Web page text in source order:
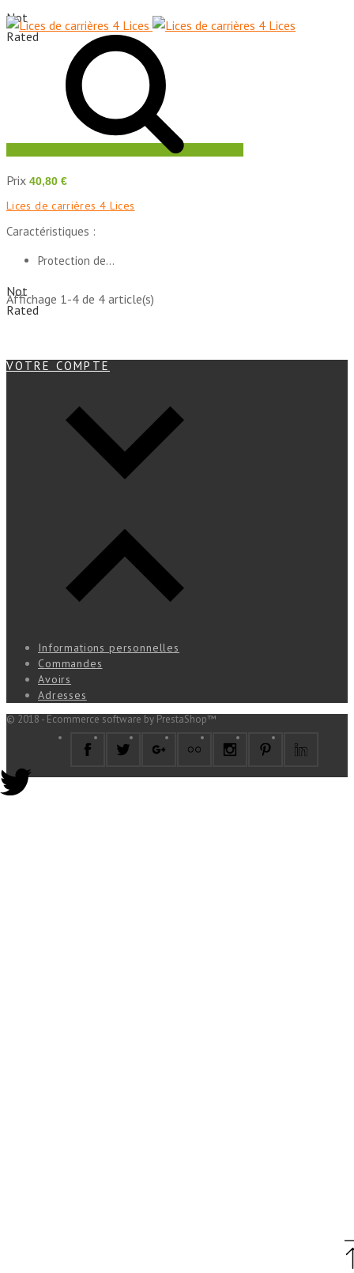
Not
Rated
Prix 40,80 €
Lices de carrières 4 Lices
Caractéristiques :
Protection de...
Not
Rated
Affichage 1-4 de 4 article(s)
VOTRE COMPTE
Informations personnelles
Commandes
Avoirs
Adresses
© 2018 - Ecommerce software by PrestaShop™